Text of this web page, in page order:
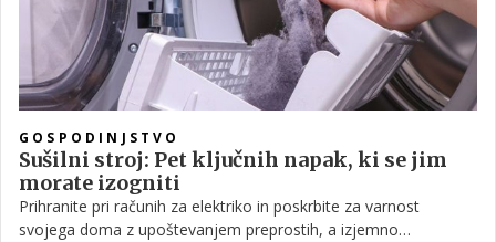
GOSPODINJSTVO
Sušilni stroj: Pet ključnih napak, ki se jim
morate izogniti
Prihranite pri računih za elektriko in poskrbite za varnost
svojega doma z upoštevanjem preprostih, a izjemno